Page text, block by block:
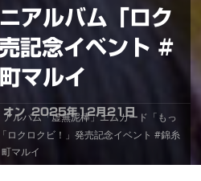
アルバム「ロク
記念イベント #
マルイ
オン 2025年12月21日
ルバム「虚無泥棒」エムカード「もっ
ロクロクビ！」発売記念イベント #錦糸
町マルイ